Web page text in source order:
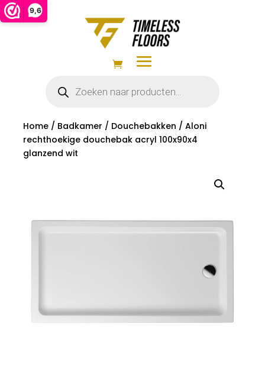
9,6
zoeken
Home/ Badkamer / Douchebakken / Aloni
rechthoekige douchebak acryl 100x90x4
glanzend wit